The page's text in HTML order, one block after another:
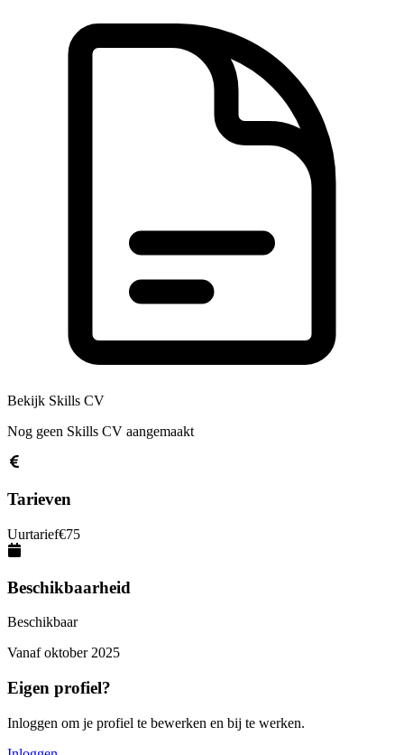
Bekijk Skills CV
Nog geen Skills CV aangemaakt
Tarieven
Uurtarief€75
Beschikbaarheid
Beschikbaar
Vanaf oktober 2025
Eigen profiel?
Inloggen om je profiel te bewerken en bij te werken.